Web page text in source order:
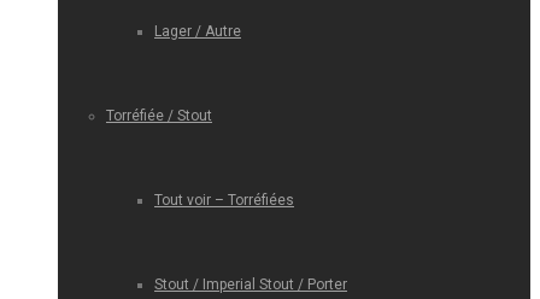
Lager / Autre
Torréfiée / Stout
Tout voir – Torréfiées
Stout / Imperial Stout / Porter